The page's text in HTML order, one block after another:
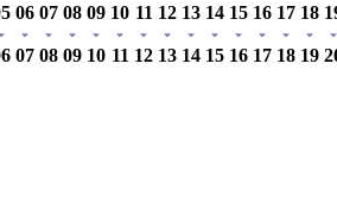
06
07
07
08
08
09
09
10
10
11
11
12
12
13
13
14
14
15
15
16
16
17
17
18
18
19